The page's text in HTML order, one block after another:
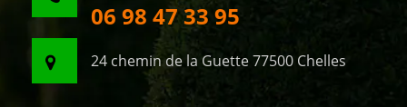
06 98 47 33 95
24 chemin de la Guette 77500 Chelles